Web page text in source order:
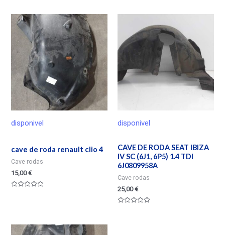
disponivel
cave de roda renault clio 4
Cave rodas
15,00€
disponivel
CAVE DE RODA SEAT IBIZA
IV SC (6J1, 6P5) 1.4 TDI
6J0809958A
Cave rodas
25,00€